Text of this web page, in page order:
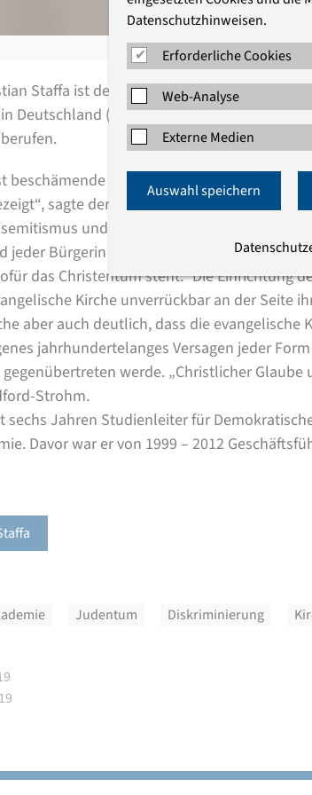
Staffa ist der erste „Beauftragte für den
Deutschland (EKD). Der Rat der EKD hat
beschämende Anschlag von Halle hat das
sagte der EKD-Ratsvorsitzende,
und Rassismus sei nicht allein
jeder Bürgerin und in besonderer Weise
das Christentum steht.“ Die Einrichtung
Kirche unverrückbar an der Seite
aber auch deutlich, dass die evangelische
jahrhundertelanges Versagen jeder
werde. „Christlicher
Strohm.
sechs Jahren Studienleiter für
Davor war er von 1999 – 2012
Judentum Diskriminierung
Datenschutzhinweisen.
Erforderliche Cookies
Web-Analyse
Externe Medien
Auswahl speichern